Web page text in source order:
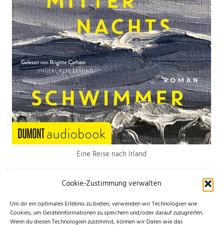
Cookie-Zustimmung verwalten
Um dir ein optimales Erlebnis zu bieten, verwenden wir Technologien wie
Cookies, um Geräteinformationen zu speichern und/oder darauf zuzugreifen.
Wenn du diesen Technologien zustimmst, können wir Daten wie das
Eine Reise nach Irland